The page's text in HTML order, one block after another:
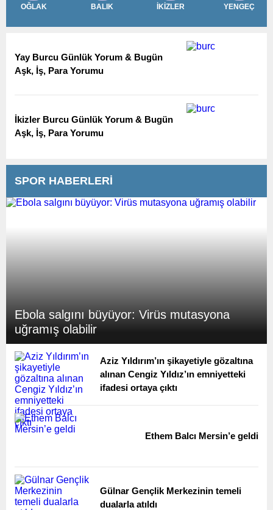
OĞLAK BALIK İKİZLER YENGEÇ
Yay Burcu Günlük Yorum & Bugün
Aşk, İş, Para Yorumu
İkizler Burcu Günlük Yorum & Bugün
Aşk, İş, Para Yorumu
SPOR HABERLERİ
Ebola salgını büyüyor: Virüs mutasyona
uğramış olabilir
Aziz Yıldırım’ın şikayetiyle gözaltına
alınan Cengiz Yıldız’ın emniyetteki
ifadesi ortaya çıktı
Ethem Balcı Mersin’e geldi
Gülnar Gençlik Merkezinin temeli
dualarla atıldı